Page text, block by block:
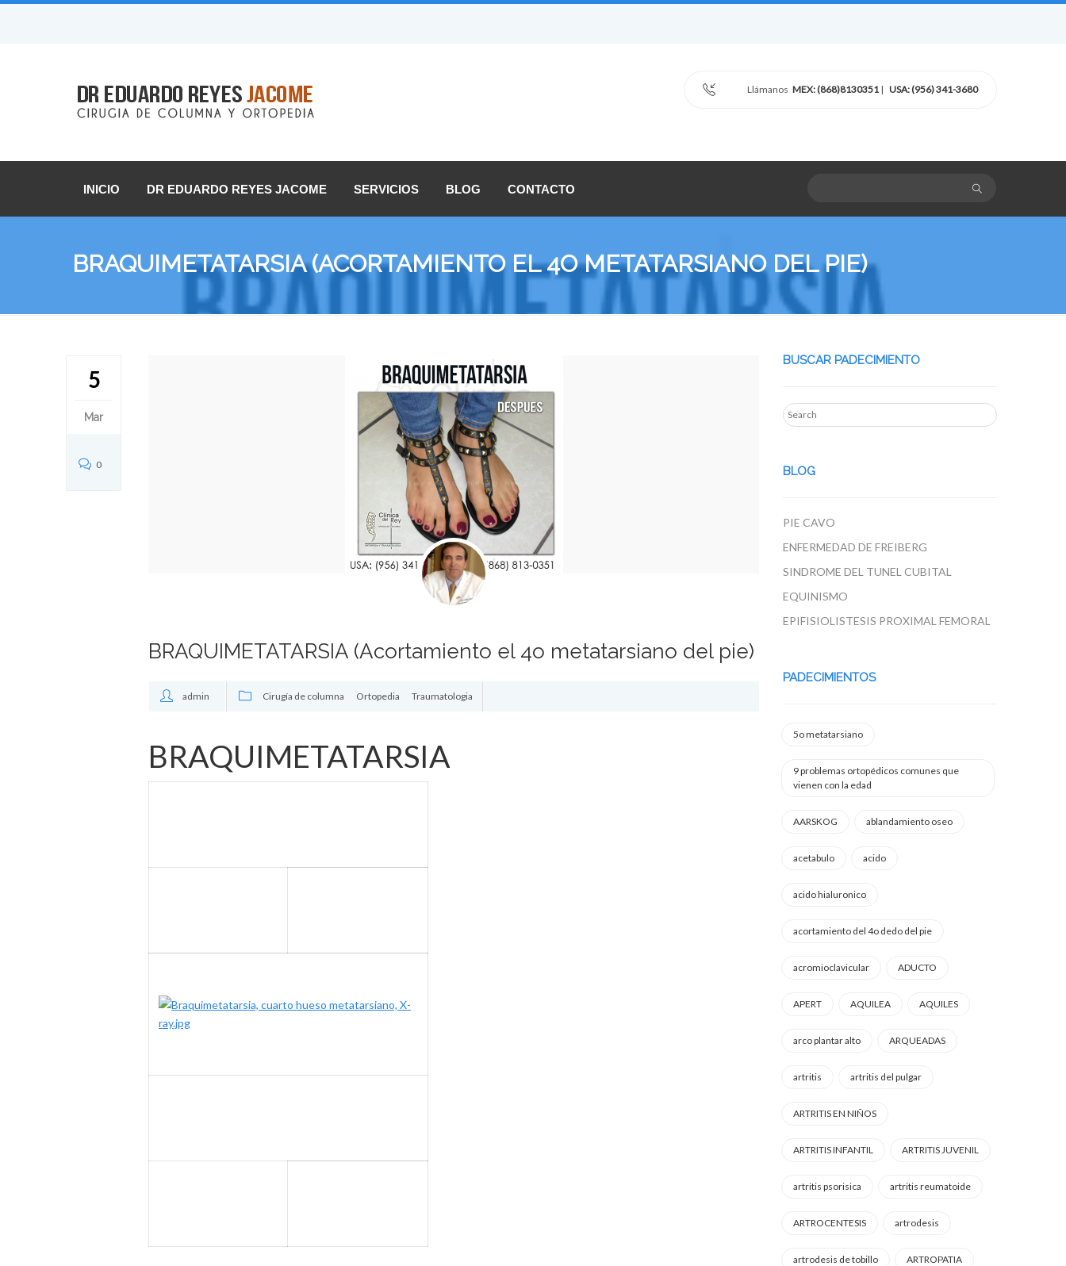
Llámanos MEX: (868)8130351| USA: (956) 341-3680
INICIO DR EDUARDO REYES JACOME SERVICIOS BLOG CONTACTO
BRAQUIMETATARSIA (ACORTAMIENTO EL 4O METATARSIANO DEL PIE)
5
Mar
0
BRAQUIMETATARSIA (Acortamiento el 4o metatarsiano del pie)
admin Cirugía de columna Ortopedia Traumatologia
BRAQUIMETATARSIA
BUSCAR PADECIMIENTO
BLOG
PIE CAVO
ENFERMEDAD DE FREIBERG
SINDROME DEL TUNEL CUBITAL
EQUINISMO
EPIFISIOLISTESIS PROXIMAL FEMORAL
PADECIMIENTOS
5o metatarsiano
9 problemas ortopédicos comunes que
vienen con la edad
AARSKOG ablandamiento oseo
acetabulo acido
acido hialuronico
acortamiento del 4o dedo del pie
acromioclavicular ADUCTO
APERT AQUILEA AQUILES
arco plantar alto ARQUEADAS
artritis artritis del pulgar
ARTRITIS EN NIÑOS
ARTRITIS INFANTIL ARTRITIS JUVENIL
artritis psorisica artritis reumatoide
ARTROCENTESIS artrodesis
artrodesis de tobillo ARTROPATIA